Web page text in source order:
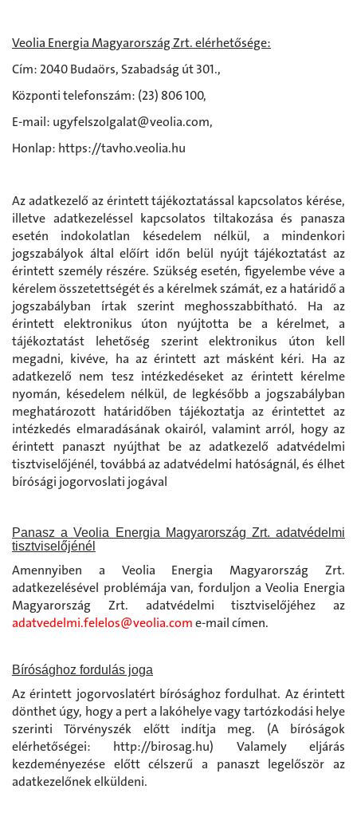
Veolia Energia Magyarország Zrt. elérhetősége:
Cím: 2040 Budaörs, Szabadság út 301.,
Központi telefonszám: (23) 806 100,
E-mail: ugyfelszolgalat@veolia.com,
Honlap: https://tavho.veolia.hu
Az adatkezelő az érintett tájékoztatással kapcsolatos kérése,
illetve adatkezeléssel kapcsolatos tiltakozása és panasza
esetén indokolatlan késedelem nélkül, a mindenkori
jogszabályok által előírt időn belül nyújt tájékoztatást az
érintett személy részére. Szükség esetén, figyelembe véve a
kérelem összetettségét és a kérelmek számát, ez a határidő a
jogszabályban írtak szerint meghosszabbítható. Ha az
érintett elektronikus úton nyújtotta be a kérelmet, a
tájékoztatást lehetőség szerint elektronikus úton kell
megadni, kivéve, ha az érintett azt másként kéri. Ha az
adatkezelő nem tesz intézkedéseket az érintett kérelme
nyomán, késedelem nélkül, de legkésőbb a jogszabályban
meghatározott határidőben tájékoztatja az érintettet az
intézkedés elmaradásának okairól, valamint arról, hogy az
érintett panaszt nyújthat be az adatkezelő adatvédelmi
tisztviselőjénél, továbbá az adatvédelmi hatóságnál, és élhet
bírósági jogorvoslati jogával
Panasz a Veolia Energia Magyarország Zrt. adatvédelmi
tisztviselőjénél
Amennyiben a Veolia Energia Magyarország Zrt.
adatkezelésével problémája van, forduljon a Veolia Energia
Magyarország Zrt. adatvédelmi tisztviselőjéhez az
adatvedelmi.felelos@veolia.come-mail címen.
Bírósághoz fordulás joga
Az érintett jogorvoslatért bírósághoz fordulhat. Az érintett
dönthet úgy, hogy a pert a lakóhelye vagy tartózkodási helye
szerinti Törvényszék előtt indítja meg. (A bíróságok
elérhetőségei: http://birosag.hu) Valamely eljárás
kezdeményezése előtt célszerű a panaszt legelőször az
adatkezelőnek elküldeni.